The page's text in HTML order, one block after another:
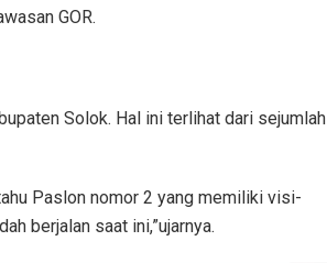
GOR.
Solok. Hal ini terlihat dari sejumlah
Paslon nomor 2 yang memiliki visi-
berjalan saat ini,”ujarnya.